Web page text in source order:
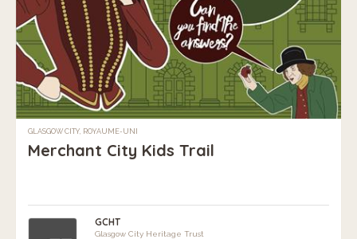
GLASGOW CITY, ROYAUME-UNI
Merchant City Kids Trail
GCHT
Glasgow City Heritage Trust